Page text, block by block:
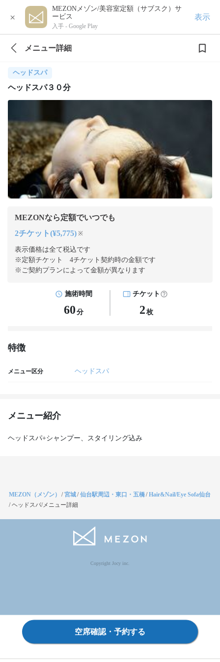
×
MEZONメゾン/美容室定額（サブスク）サ
ービス
入手 - Google Play
表示
メニュー詳細
ヘッドスパ
ヘッドスパ３０分
MEZONなら定額でいつでも
2チケット(¥5,775) ※
表示価格は全て税込です
※定額チケット 4チケット契約時の金額です
※ご契約プランによって金額が異なります
施術時間
60 分
チケット
2 枚
特徴
メニュー区分 ヘッドスパ
メニュー紹介
ヘッドスパ+シャンプー、スタイリング込み
MEZON（メゾン） /宮城/仙台駅周辺・東口・五橋/Hair&Nail/Eye Sofa仙台
/ヘッドスパ/メニュー詳細
Copyright Jocy inc.
空席確認・予約する